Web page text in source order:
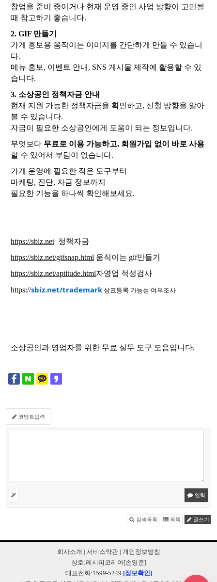
창업을 준비 중이거나 현재 운영 중인 사업 방향이 고민될
때 참고하기 좋습니다.
2. GIF 만들기
가게 홍보용 움직이는 이미지를 간단하게 만들 수 있습니
다.
메뉴 홍보, 이벤트 안내, SNS 게시물 제작에 활용할 수 있
습니다.
3. 소상공인 정책자금 안내
현재 지원 가능한 정책자금을 확인하고, 신청 방향을 알아
볼 수 있습니다.
자금이 필요한 소상공인에게 도움이 되는 정보입니다.
무엇보다 무료로 이용 가능하고, 회원가입 없이 바로 사용
할 수 있어서 부담이 없습니다.
가게 운영에 필요한 작은 도구부터
마케팅, 진단, 자금 정보까지
필요한 기능을 하나씩 확인해보세요.
https://sbiz.net 정책자금
https://sbiz.net/gifsnap.html 움직이는 gif만들기
https://sbiz.net/aptitude.html자영업 적성검사
https://sbiz.net/trademark 상표등록 가능성 여부조사
소상공인과 영업자를 위한 무료 실무 도구 모음입니다.
코멘트입력
입력
검색목록 목록 글쓰기
회사소개 | 서비스약관| 개인정보방침
상호:레시피코리아[손영준]
대표전화:1599-5249 [정보확인]